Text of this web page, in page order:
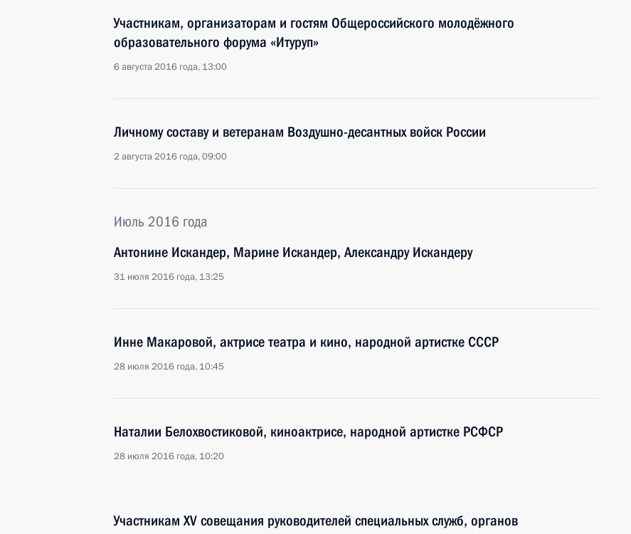
Участникам, организаторам и гостям Общероссийского молодёжного
образовательного форума «Итуруп»
6 августа 2016 года, 13:00
Личному составу и ветеранам Воздушно-десантных войск России
2 августа 2016 года, 09:00
Июль 2016 года
Антонине Искандер, Марине Искандер, Александру Искандеру
31 июля 2016 года, 13:25
Инне Макаровой, актрисе театра и кино, народной артистке СССР
28 июля 2016 года, 10:45
Наталии Белохвостиковой, киноактрисе, народной артистке РСФСР
28 июля 2016 года, 10:20
Участникам XV совещания руководителей специальных служб, органов